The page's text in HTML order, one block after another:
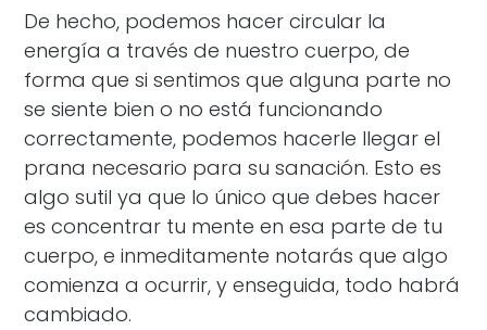
De hecho, podemos hacer circular la
energía a través de nuestro cuerpo, de
forma que si sentimos que alguna parte no
se siente bien o no está funcionando
correctamente, podemos hacerle llegar el
prana necesario para su sanación. Esto es
algo sutil ya que lo único que debes hacer
es concentrar tu mente en esa parte de tu
cuerpo, e inmeditamente notarás que algo
comienza a ocurrir, y enseguida, todo habrá
cambiado.